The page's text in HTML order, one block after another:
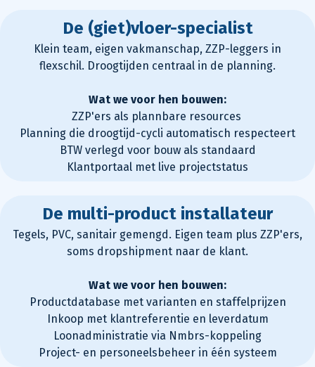
De (giet)vloer-specialist
Klein team, eigen vakmanschap, ZZP-leggers in
flexschil. Droogtijden centraal in de planning.
Wat we voor hen bouwen:
ZZP'ers als plannbare resources
Planning die droogtijd-cycli automatisch respecteert
BTW verlegd voor bouw als standaard
Klantportaal met live projectstatus
De multi-product installateur
Tegels, PVC, sanitair gemengd. Eigen team plus ZZP'ers,
soms dropshipment naar de klant.
Wat we voor hen bouwen:
Productdatabase met varianten en staffelprijzen
Inkoop met klantreferentie en leverdatum
Loonadministratie via Nmbrs-koppeling
Project- en personeelsbeheer in één systeem